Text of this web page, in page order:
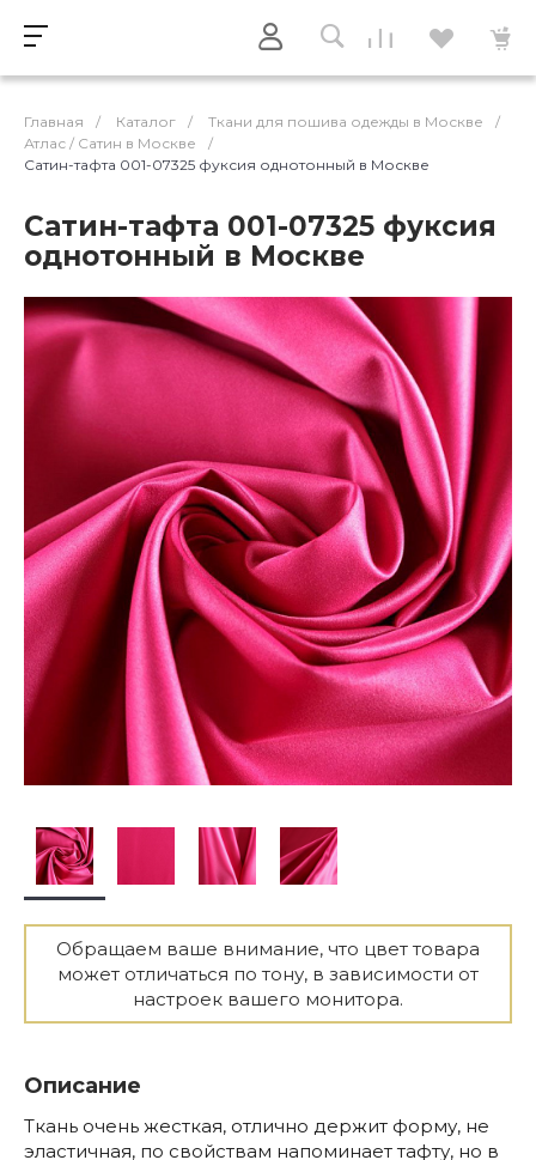
Главная / Каталог / Ткани для пошива одежды в Москве
/
Атлас / Cатин в Москве
/
Сатин-тафта 001-07325 фуксия однотонный в Москве
Сатин-тафта 001-07325 фуксия
однотонный в Москве
Обращаем ваше внимание, что цвет товара
может отличаться по тону, в зависимости от
настроек вашего монитора.
Описание
Ткань очень жесткая, отлично держит форму, не
эластичная, по свойствам напоминает тафту, но в